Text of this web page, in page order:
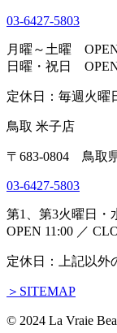
03-6427-5803
月曜～土曜 OPEN
日曜・祝日 OPEN
定休日：毎週火曜
鳥取 米子店
〒683-0804 鳥取
03-6427-5803
第1、第3火曜日・
OPEN 11:00 ／
定休日：上記以外
＞SITEMAP
© 2024 La Vraie